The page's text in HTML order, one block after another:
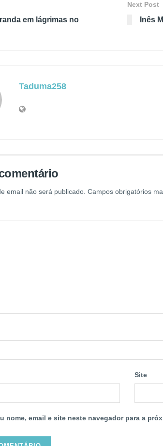
em lágrimas no
Next Post
Inês
Taduma258
email não será publicado. Campos obrigatórios
Site
nome, email e site neste navegador para a